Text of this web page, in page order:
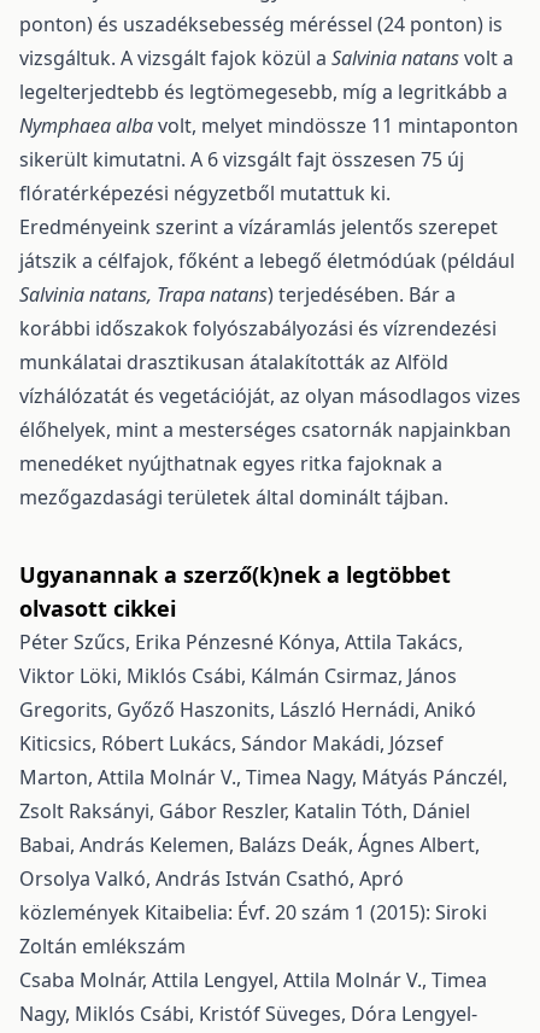
ponton) és uszadéksebesség méréssel (24 ponton) is
vizsgáltuk. A vizsgált fajok közül a Salvinia natansvolt a
legelterjedtebb és legtömegesebb, míg a legritkább a
Nymphaea albavolt, melyet mindös­sze 11 mintaponton
sikerült kimutatni. A 6 vizsgált fajt összesen 75 új
flóratérképezési négyzetből mutattuk ki.
Eredményeink szerint a vízáramlás jelentős szerepet
játszik a célfajok, főként a lebe­gő életmódúak (például
Salvinia natans, Trapa natans) terjedésében. Bár a
korábbi időszakok folyósza­bályozási és vízrendezési
munkálatai drasztikusan átalakították az Alföld
vízhálózatát és vegetációját, az olyan másodlagos vizes
élőhelyek, mint a mesterséges csatornák napjainkban
menedéket nyújthat­nak egyes ritka fajoknak a
mezőgazdasági területek által dominált tájban.
Ugyanannak a szerző(k)nek a legtöbbet
olvasott cikkei
Péter Szűcs, Erika Pénzesné Kónya, Attila Takács,
Viktor Löki, Miklós Csábi, Kálmán Csirmaz, János
Gregorits, Győző Haszonits, László Hernádi, Anikó
Kiticsics, Róbert Lukács, Sándor Makádi, József
Marton, Attila Molnár V., Timea Nagy, Mátyás Pánczél,
Zsolt Raksányi, Gábor Reszler, Katalin Tóth, Dániel
Babai, András Kelemen, Balázs Deák, Ágnes Albert,
Orsolya Valkó, András István Csathó, Apró
közlemények Kitaibelia: Évf. 20 szám 1 (2015): Siroki
Zoltán emlékszám
Csaba Molnár, Attila Lengyel, Attila Molnár V., Timea
Nagy, Miklós Csábi, Kristóf Süveges, Dóra Lengyel-